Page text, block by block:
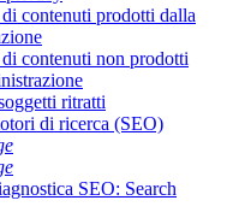
contenuti prodotti dalla
contenuti non prodotti
ritratti
di ricerca (SEO)
SEO: Search